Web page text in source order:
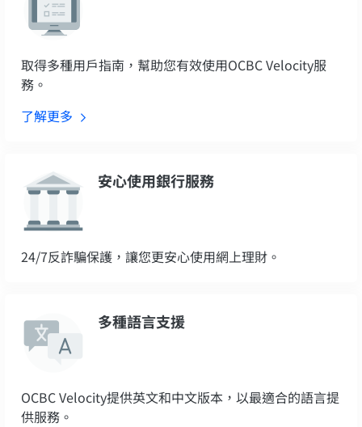
取得多種用戶指南，幫助您有效使用OCBC Velocity服
務。
了解更多
安心使用銀行服務
24/7反詐騙保護，讓您更安心使用網上理財。
多種語言支援
OCBC Velocity提供英文和中文版本，以最適合的語言提
供服務。